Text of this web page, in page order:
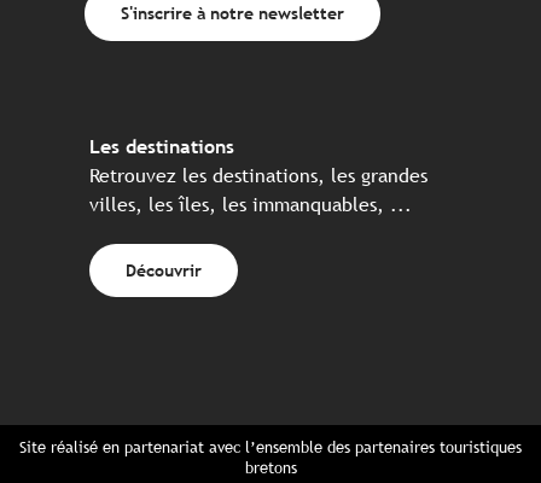
S'inscrire à notre newsletter
Les destinations
Retrouvez les destinations, les grandes
villes, les îles, les immanquables, ...
Découvrir
Site réalisé en partenariat avec l’ensemble des partenaires touristiques
bretons